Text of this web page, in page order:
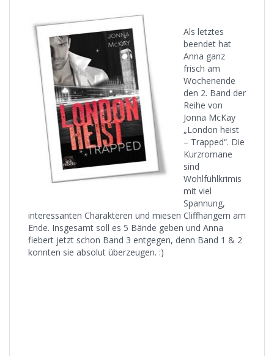
Als letztes
beendet hat
Anna ganz
frisch am
Wochenende
den 2. Band der
Reihe von
Jonna McKay
„London heist
– Trapped“. Die
Kurzromane
sind
Wohlfühlkrimis
mit viel
Spannung,
interessanten Charakteren und miesen Cliffhangern am
Ende. Insgesamt soll es 5 Bände geben und Anna
fiebert jetzt schon Band 3 entgegen, denn Band 1 & 2
konnten sie absolut überzeugen. :)